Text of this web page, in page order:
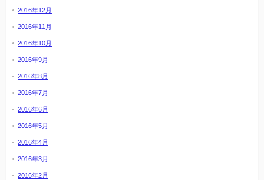
2016年12月
2016年11月
2016年10月
2016年9月
2016年8月
2016年7月
2016年6月
2016年5月
2016年4月
2016年3月
2016年2月